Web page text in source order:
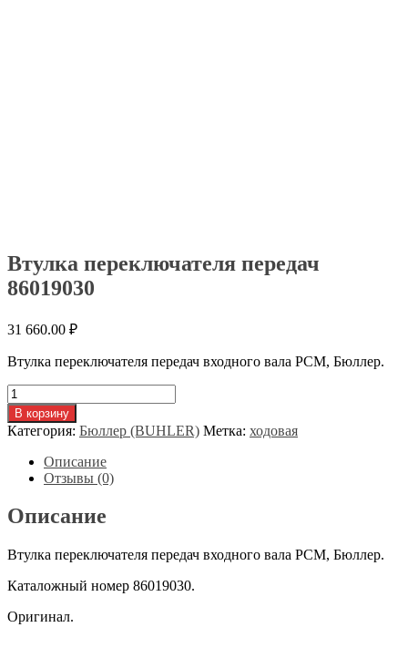
Втулка переключателя передач
86019030
31 660.00 ₽
Втулка переключателя передач входного вала РСМ, Бюллер.
Количество
товара
Втулка
переключателя
передач
86019030
В корзину
Категория: Бюллер (BUHLER) Метка: ходовая
Описание
Отзывы (0)
Описание
Втулка переключателя передач входного вала РСМ, Бюллер.
Каталожный номер 86019030.
Оригинал.